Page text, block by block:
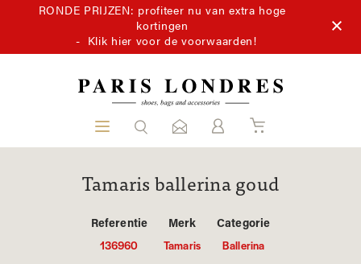
RONDE PRIJZEN: profiteer nu van extra hoge
kortingen
- Klik hier voor de voorwaarden!
Tamaris ballerina goud
Referentie
136960
Merk
Tamaris
Categorie
Ballerina